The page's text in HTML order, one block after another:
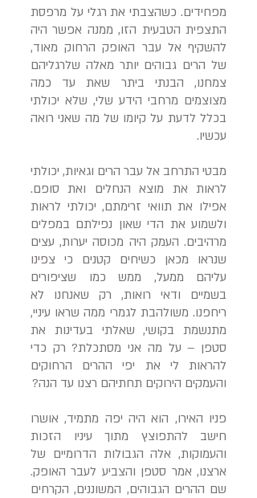
מפחידים. כשהצבתי את רגלי על מרפסת
התצפית הטבעית הזו, ממנה אפשר היה
להשקיף אל עבר האופק הרחוק מאוד,
של הרים גבוהים יותר מאלה שלרגליהם
צמחנו, הבנתי ביתר שאת עד כמה
מצוצמים מרחבי הידע שלי, שלא יכולתי
בכלל לדעת על קיומו של מה שאני רואה
עכשיו.
מבטי התרחב אל עבר הרים וגאיות, יכולתי
לראות את מוצא הנחלים ואת סופם.
אפילו את תוואי זרימתם, יכולתי לראות
ולשמוע את הדי שאון נפילתם במפלים
מרהיבים. העמק היה מכוסה יערות, עצים
שנראו מכאן כשיחים קטנים כי צפינו
עליהם ממעל, ממש כמו שציפורים
בשמיים ודאי רואות, רק שאנחנו לא
ריחפנו. משולהבת לגמרי ממה שראו עיניי,
מתנשמת בקושי, שאלתי בעדינות את
סטפן – על מה אני מסתכלת? רק כדי
להראות לי את יפי ההרים הרחוקים
והעמקים הירוקים תחתיהם רצנו עד הנה?
פניו האירו, הוא היה יפה מתמיד, אושרו
חישב להתפוצץ מתוך עיניו הזכות
והעמוקות, אלה הגבולות הדרומיים של
ארצנו, אמר סטפן והצביע לעבר האופק.
שם ההרים הגבוהים, המשוננים, הקרחים